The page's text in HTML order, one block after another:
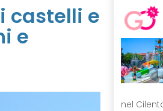
castelli e
e
nel